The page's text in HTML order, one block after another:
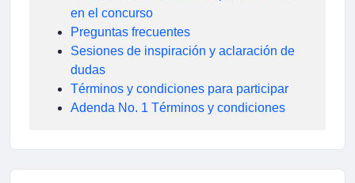
en el concurso
Preguntas frecuentes
Sesiones de inspiración y aclaración de
dudas
Términos y condiciones para participar
Adenda No. 1 Términos y condiciones